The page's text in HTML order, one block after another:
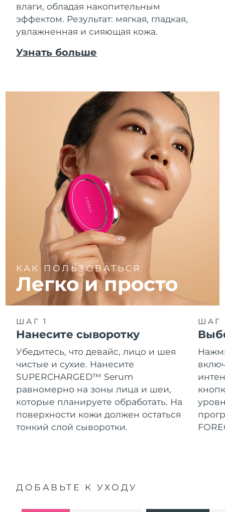
влаги, обладая накопительным
эффектом. Результат: мягкая, гладкая,
увлажненная и сияющая кожа.
Узнать больше
КАК ПОЛЬЗОВАТЬСЯ
Легко и просто
ШАГ 1
Нанесите сыворотку
Убедитесь, что девайс, лицо и шея
чистые и сухие. Нанесите
SUPERCHARGED™ Serum
равномерно на зоны лица и шеи,
которые планируете обработать. На
поверхности кожи должен остаться
тонкий слой сыворотки.
ШАГ
ДОБАВЬТЕ К УХОДУ